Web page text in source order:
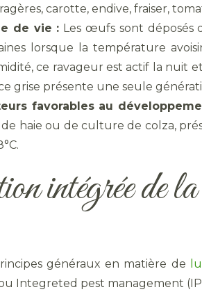
carotte, endive, fraiser,
de vie : Les œufs sont déposés
lorsque la température
ce ravageur est actif la nuit
grise présente une seule
favorables au
de haie ou de culture de colza,
intégrée de
généraux en matière de
Integreted pest management